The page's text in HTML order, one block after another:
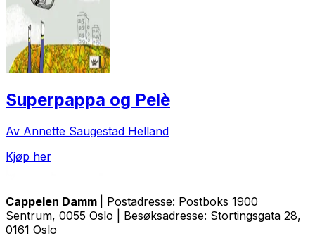
Superpappa og Pelè
Av Annette Saugestad Helland
Kjøp her
Cappelen Damm
| Postadresse: Postboks 1900
Sentrum, 0055 Oslo | Besøksadresse: Stortingsgata 28,
0161 Oslo